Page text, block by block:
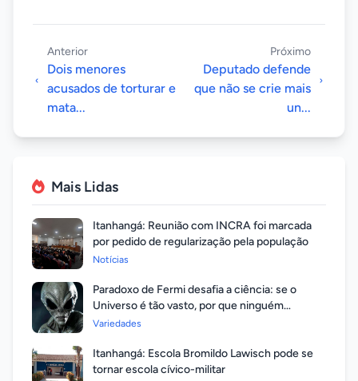
Anterior
Dois menores
acusados de torturar e
mata...
Próximo
Deputado defende
que não se crie mais
un...
Mais Lidas
Itanhangá: Reunião com INCRA foi marcada
por pedido de regularização pela população
Notícias
Paradoxo de Fermi desafia a ciência: se o
Universo é tão vasto, por que ninguém
respondeu?
Variedades
Itanhangá: Escola Bromildo Lawisch pode se
tornar escola cívico-militar